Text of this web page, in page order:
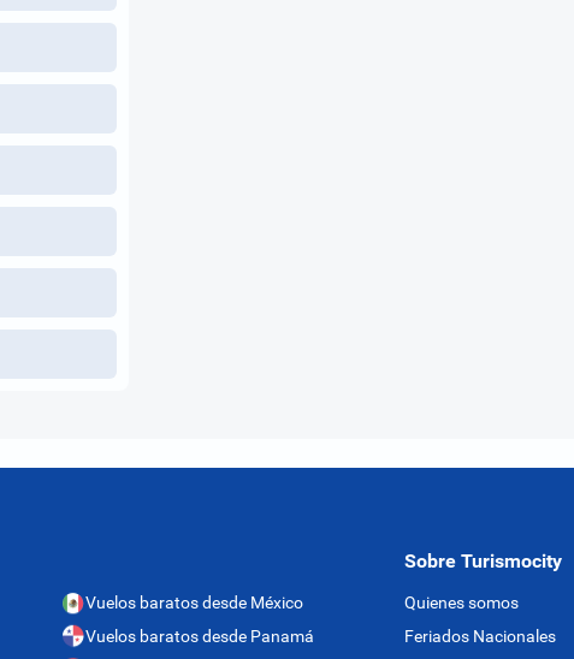
Vuelos baratos desde México
Vuelos baratos desde Panamá
Sobre Turismocity
Quienes somos
Feriados Nacionales